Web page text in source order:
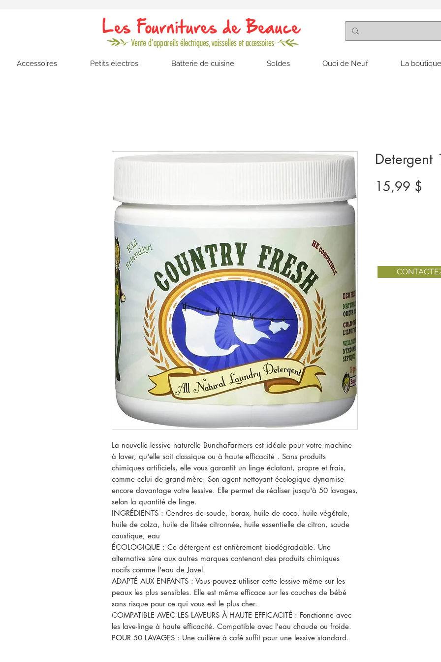
Accessoires Petits électros Batterie de cuisine Soldes Quoi de Neuf La
La nouvelle lessive naturelle BunchaFarmers est idéale pour votre machine
à laver, qu'elle soit classique ou à haute efficacité . Sans produits
chimiques artificiels, elle vous garantit un linge éclatant, propre et frais,
comme celui de grand-mère. Son agent nettoyant écologique dynamise
encore davantage votre lessive. Elle permet de réaliser jusqu'à 50 lavages,
selon la quantité de linge.
INGRÉDIENTS : Cendres de soude, borax, huile de coco, huile végétale,
huile de colza, huile de litsée citronnée, huile essentielle de citron, soude
caustique, eau
ÉCOLOGIQUE : Ce détergent est entièrement biodégradable. Une
alternative sûre aux autres marques contenant des produits chimiques
nocifs comme l'eau de Javel.
ADAPTÉ AUX ENFANTS : Vous pouvez utiliser cette lessive même sur les
peaux les plus sensibles. Elle est même efficace sur les couches de bébé
sans risque pour ce qui vous est le plus cher.
COMPATIBLE AVEC LES LAVEURS À HAUTE EFFICACITÉ : Fonctionne avec
les lave-linge à haute efficacité. Compatible avec l'eau chaude ou froide.
POUR 50 LAVAGES : Une cuillère à café suffit pour une lessive standard.
Detergent
15,99 $